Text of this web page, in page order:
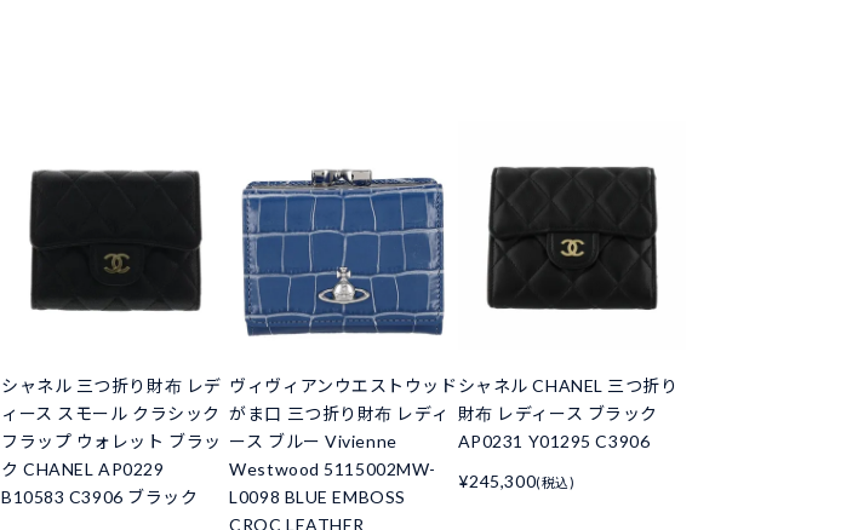
シャネル 三つ折り財布 レデ
ィース スモール クラシック
フラップ ウォレット ブラッ
ク CHANEL AP0229
B10583 C3906 ブラック
ヴィヴィアンウエストウッド
がま口 三つ折り財布 レディ
ース ブルー Vivienne
Westwood 5115002MW-
L0098 BLUE EMBOSS
CROC LEATHER
シャネル CHANEL 三つ折り
財布 レディース ブラック
AP0231 Y01295 C3906
¥245,300(税込)